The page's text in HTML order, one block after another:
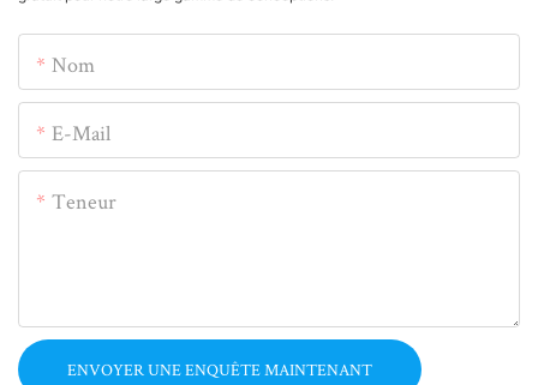
Nom
E-Mail
Teneur
ENVOYER UNE ENQUÊTE MAINTENANT